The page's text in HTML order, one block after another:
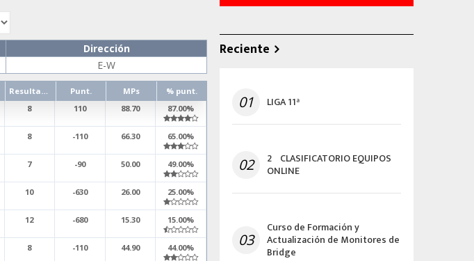
Dirección
E-W
Resultado Punt. MPs
% punt.
8 110 88.70 87.00%
8 -110 66.30 65.00%
7 -90 50.00 49.00%
10 -630 26.00 25.00%
12 -680 15.30 15.00%
8 -110 44.90 44.00%
Reciente
01 LIGA 11ª
02 2º CLASIFICATORIO EQUIPOS
ONLINE
03
Curso de Formación y
Actualización de Monitores de
Bridge